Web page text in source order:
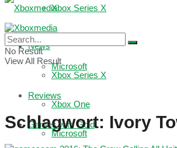
Xbox Series X
Microsoft
Reviews
Games with Gold
News
Xbox Series X
Xbox One
Microsoft
No Result
View All Result
Schlagwort: Ivory